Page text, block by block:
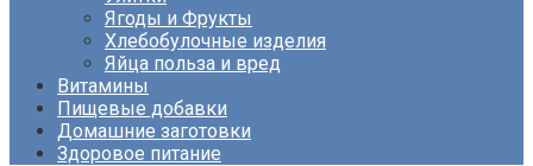
Ягоды и Фрукты
Хлебобулочные изделия
Яйца польза и вред
Витамины
Пищевые добавки
Домашние заготовки
Здоровое питание